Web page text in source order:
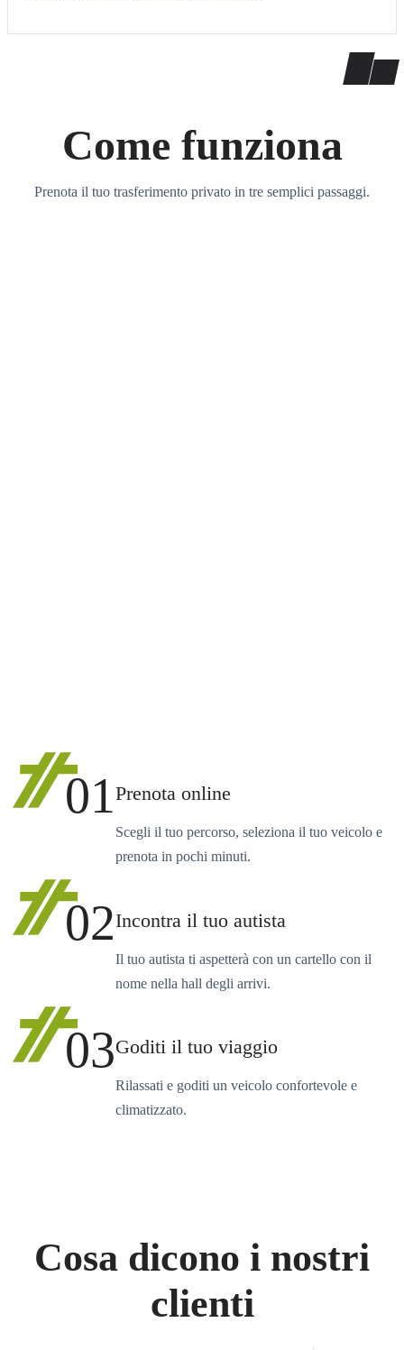
Come funziona
Prenota il tuo trasferimento privato in tre semplici passaggi.
01Prenota online
Scegli il tuo percorso, seleziona il tuo veicolo e
prenota in pochi minuti.
02Incontra il tuo autista
Il tuo autista ti aspetterà con un cartello con il
nome nella hall degli arrivi.
03Goditi il tuo viaggio
Rilassati e goditi un veicolo confortevole e
climatizzato.
Cosa dicono i nostri
clienti